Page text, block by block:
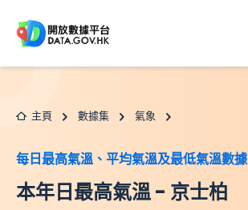
主頁 數據集 氣象
每日最高氣溫、平均氣溫及最低氣溫數據
本年日最高氣溫 - 京士柏